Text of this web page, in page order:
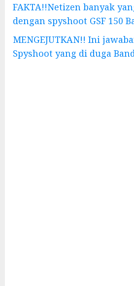
FAKTA!!Netizen banyak
dengan spyshoot GSF 150
MENGEJUTKAN!! Ini
Spyshoot yang di duga